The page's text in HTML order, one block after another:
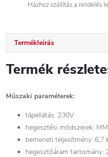
Házhoz szállítás a rendelés
Termékleírás
Termék
Műszaki paraméterek:
tápellátás: 230V
hegesztési módszerek:
bemeneti teljesítmény: 6,7
hegesztőáram tartomány: